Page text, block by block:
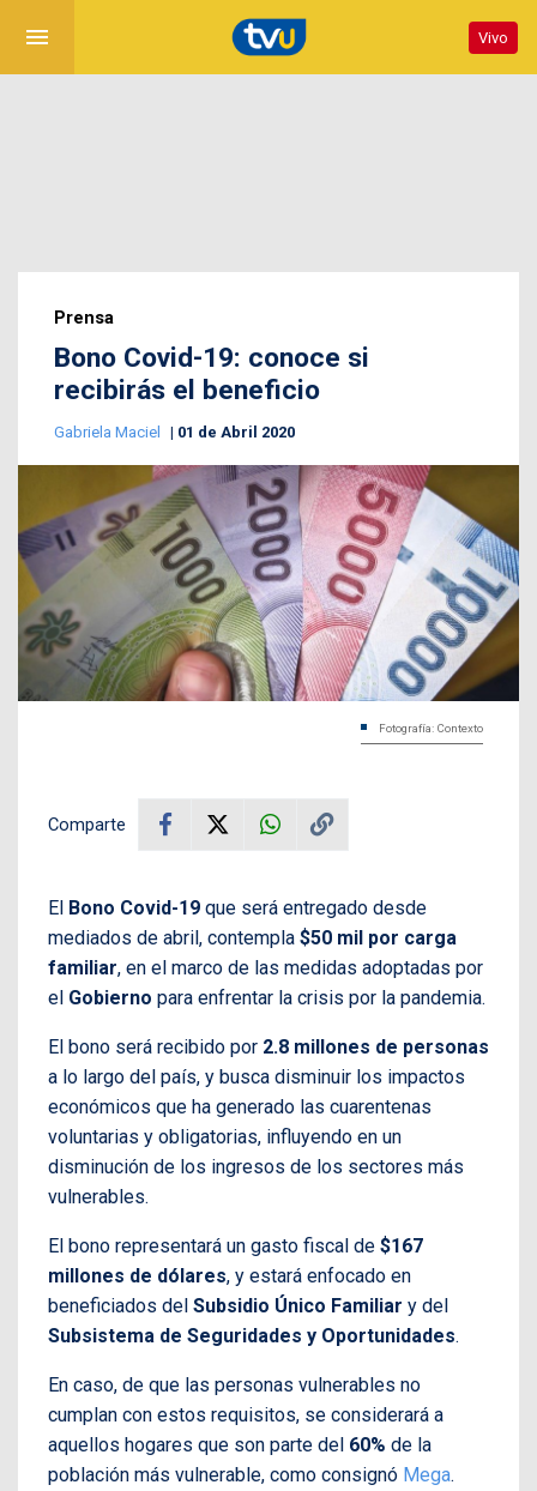
menu Vivo
Prensa
Bono Covid-19: conoce si
recibirás el beneficio
Gabriela Maciel 01 de Abril 2020
Fotografía: Contexto
Comparte
El Bono Covid-19 que será entregado desde
mediados de abril, contempla $50 mil por carga
familiar, en el marco de las medidas adoptadas por
el Gobierno para enfrentar la crisis por la pandemia.
El bono será recibido por 2.8 millones de personas
a lo largo del país, y busca disminuir los impactos
económicos que ha generado las cuarentenas
voluntarias y obligatorias, influyendo en un
disminución de los ingresos de los sectores más
vulnerables.
El bono representará un gasto fiscal de $167
millones de dólares, y estará enfocado en
beneficiados del Subsidio Único Familiar y del
Subsistema de Seguridades y Oportunidades.
En caso, de que las personas vulnerables no
cumplan con estos requisitos, se considerará a
aquellos hogares que son parte del 60% de la
población más vulnerable, como consignó Mega.